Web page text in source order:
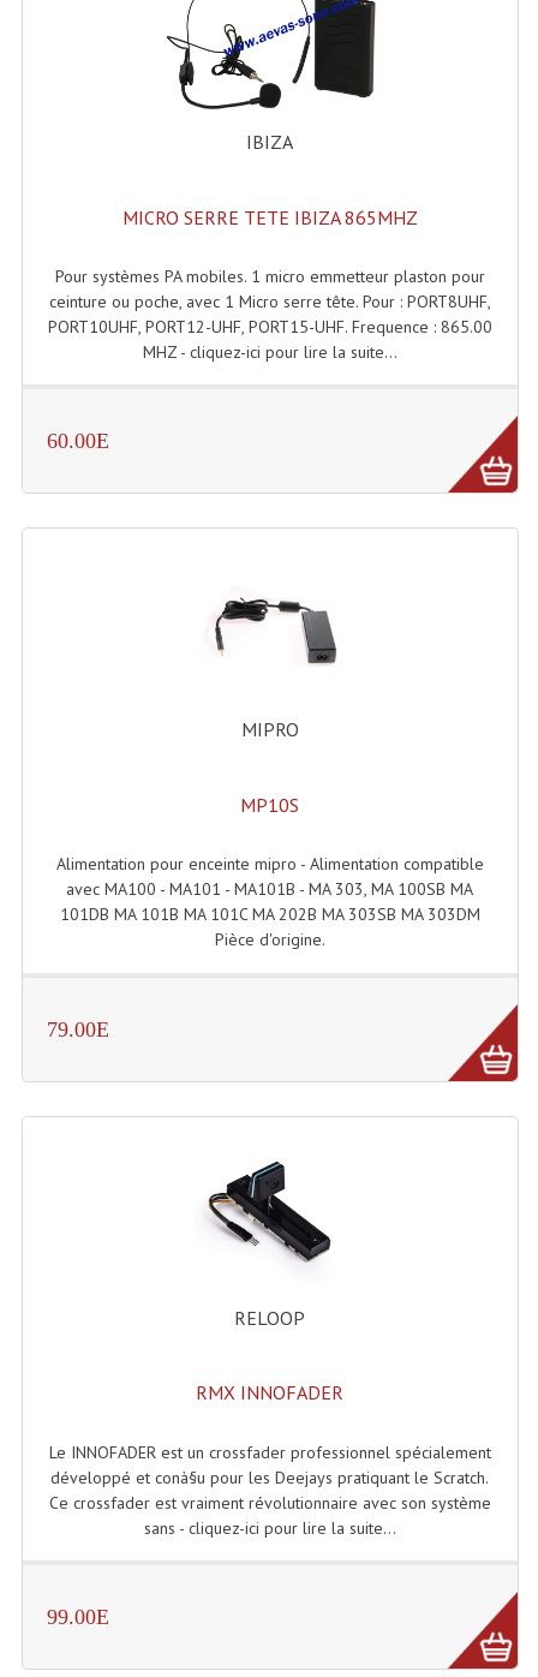
Liquide À Bulles
Liquide À Neige
Liquides À Fumée
Nos Occasions Et Stock B
Notre Stock B
Karaoké Materiel Lecteur Etc...
LISTE DU MATERIEL D'OCCASION
PLAN ACCES, LES HORAIRES
IBIZA
MICRO SERRE TETE IBIZA 865MHZ
Pour systèmes PA mobiles. 1 micro emmetteur plaston pour
ceinture ou poche, avec 1 Micro serre tête. Pour : PORT8UHF,
PORT10UHF, PORT12-UHF, PORT15-UHF. Frequence : 865.00
MHZ - cliquez-ici pour lire la suite...
60.00E
MIPRO
MP10S
Alimentation pour enceinte mipro - Alimentation compatible
avec MA100 - MA101 - MA101B - MA 303, MA 100SB MA
101DB MA 101B MA 101C MA 202B MA 303SB MA 303DM
Pièce d'origine.
79.00E
RELOOP
RMX INNOFADER
Le INNOFADER est un crossfader professionnel spécialement
développé et conà§u pour les Deejays pratiquant le Scratch.
Ce crossfader est vraiment révolutionnaire avec son système
sans - cliquez-ici pour lire la suite...
99.00E